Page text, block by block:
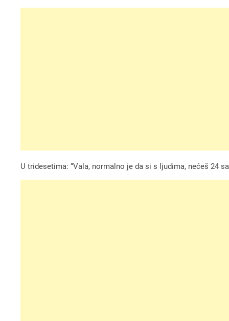
U tridesetima: “Vala, normalno je da si s ljudima, nećeš 24